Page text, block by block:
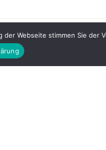
Webseite stimmen Sie der